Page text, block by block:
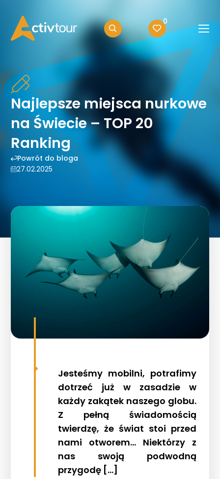
0
Najlepsze miejsca nurkowe
na Świecie – TOP 20
Ranking
Powrót do bloga
27.02.2025
Jesteśmy mobilni, potrafimy
dotrzeć już w zasadzie w
każdy zakątek naszego globu.
Z pełną świadomością
twierdzę, że świat stoi przed
nami otworem… Niektórzy z
nas swoją podwodną
przygodę […]